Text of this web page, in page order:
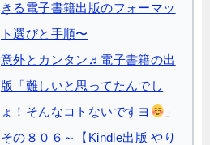
きる電子書籍出版のフォーマッ
ト選びと手順〜
意外とカンタン♬電子書籍の出
版「難しいと思ってたんでし
ょ！そんなコトないですヨ
」
その８０６～【Kindle出版 やり